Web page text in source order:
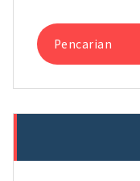
Pencarian
untuk: